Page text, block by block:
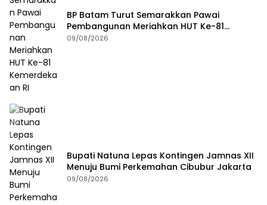
BP Batam Turut Semarakkan Pawai
Pembangunan Meriahkan HUT Ke-81
Kemerdekaan RI
09/08/2026
Bupati Natuna Lepas Kontingen Jamnas XII
Menuju Bumi Perkemahan Cibubur Jakarta
09/08/2026